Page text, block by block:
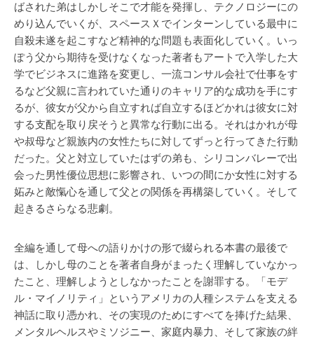
ばされた弟はしかしそこで才能を発揮し、テクノロジーにの
めり込んでいくが、スペースＸでインターンしている最中に
自殺未遂を起こすなど精神的な問題も表面化していく。いっ
ぽう父から期待を受けなくなった著者もアートで入学した大
学でビジネスに進路を変更し、一流コンサル会社で仕事をす
るなど父親に言われていた通りのキャリア的な成功を手にす
るが、彼女が父から自立すれば自立するほどかれは彼女に対
する支配を取り戻そうと異常な行動に出る。それはかれが母
や叔母など親族内の女性たちに対してずっと行ってきた行動
だった。父と対立していたはずの弟も、シリコンバレーで出
会った男性優位思想に影響され、いつの間にか女性に対する
妬みと敵愾心を通して父との関係を再構築していく。そして
起きるさらなる悲劇。
全編を通して母への語りかけの形で綴られる本書の最後で
は、しかし母のことを著者自身がまったく理解していなかっ
たこと、理解しようとしなかったことを謝罪する。「モデ
ル・マイノリティ」というアメリカの人種システムを支える
神話に取り憑かれ、その実現のためにすべてを捧げた結果、
メンタルヘルスやミソジニー、家庭内暴力、そして家族の絆